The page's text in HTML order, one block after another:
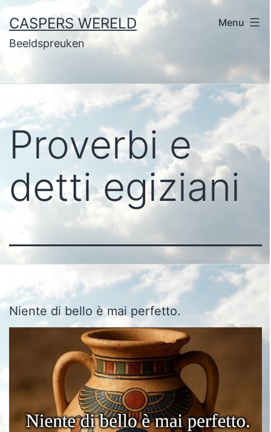
Ga
naar
de
CASPERS WERELD
Beeldspreuken
Menu
Proverbi e
detti egiziani
Niente di bello è mai perfetto.